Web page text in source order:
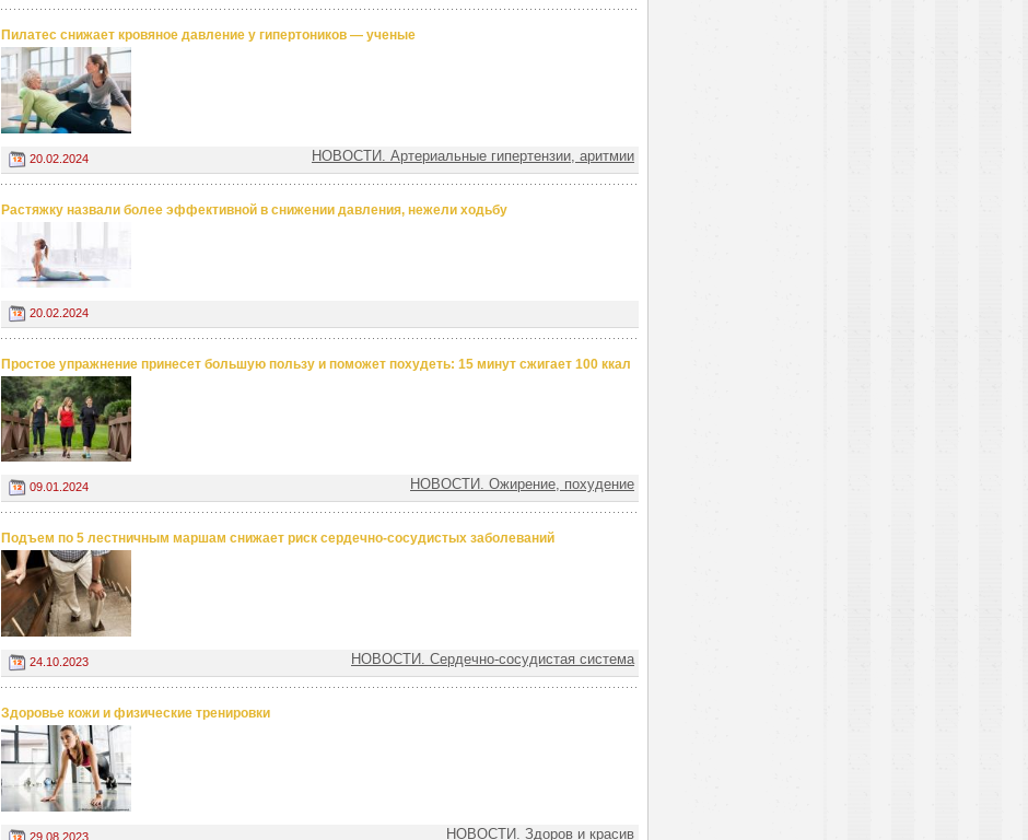
Пилатес снижает кровяное давление у гипертоников — ученые
20.02.2024 НОВОСТИ. Артериальные гипертензии, аритмии
Растяжку назвали более эффективной в снижении давления, нежели ходьбу
20.02.2024
Простое упражнение принесет большую пользу и поможет похудеть: 15 минут сжигает 100 ккал
09.01.2024 НОВОСТИ. Ожирение, похудение
Подъем по 5 лестничным маршам снижает риск сердечно-сосудистых заболеваний
24.10.2023 НОВОСТИ. Сердечно-сосудистая система
Здоровье кожи и физические тренировки
29.08.2023 НОВОСТИ. Здоров и красив